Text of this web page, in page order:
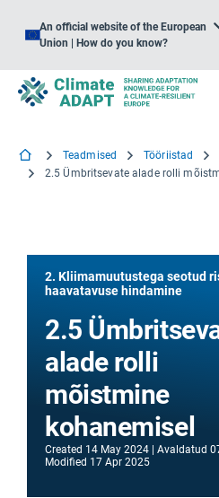
An official website of the European
Union | How do you know?
Teadmised Tööriistad
2. Kliimamuutustega seotud
haavatavuse hindamine
2.5
alade rolli
mõistmine
kohanemisel
Created 14 May 2024 Avaldatud
Modified 17 Apr 2025